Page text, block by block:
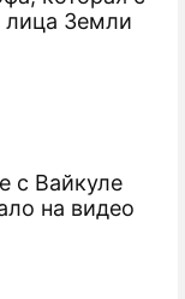
лица Земли
с Вайкуле
на видео